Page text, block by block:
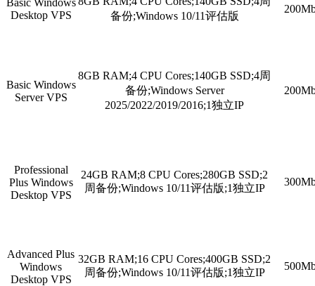
Basic Windows
Desktop VPS
备份;Windows 10/11评估版
Basic Windows
Server VPS
8GB RAM;4 CPU Cores;140GB SSD;4周
备份;Windows Server
2025/2022/2019/2016;1独立IP
Professional
Plus Windows
Desktop VPS
24GB RAM;8 CPU Cores;280GB SSD;2
周备份;Windows 10/11评估版;1独立IP
Advanced Plus
Windows
Desktop VPS
32GB RAM;16 CPU Cores;400GB SSD;2
周备份;Windows 10/11评估版;1独立IP